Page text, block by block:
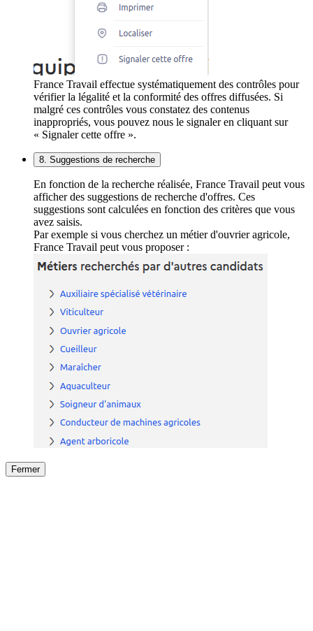
France Travail effectue systématiquement des contrôles pour
vérifier la légalité et la conformité des offres diffusées. Si
malgré ces contrôles vous constatez des contenus
inappropriés, vous pouvez nous le signaler en cliquant sur
« Signaler cette offre ».
8. Suggestions de recherche
En fonction de la recherche réalisée, France Travail peut vous
afficher des suggestions de recherche d'offres. Ces
suggestions sont calculées en fonction des critères que vous
avez saisis.
Par exemple si vous cherchez un métier d'ouvrier agricole,
France Travail peut vous proposer :
Fermer